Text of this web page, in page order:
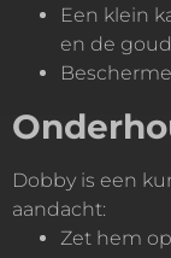
Een klein
en de
Dobby is een
aandacht:
Zet hem